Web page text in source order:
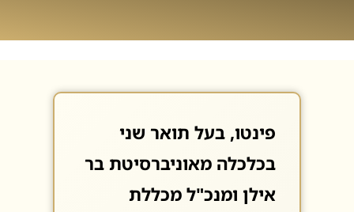
פינטו, בעל תואר שני
בכלכלה מאוניברסיטת בר
אילן ומנכ"ל מכללת